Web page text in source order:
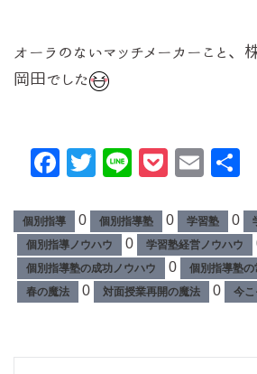
オーラのないマッチメーカーこと
岡田でした
Facebook
Twitter
LinePocket
個別指導 0 個別指導塾 0 学習塾 0
個別指導ノウハウ 0 学習塾経営ノウハウ
個別指導塾の成功ノウハウ 0 個別指導塾
春の魔法 0 対面授業再開の魔法 0 今